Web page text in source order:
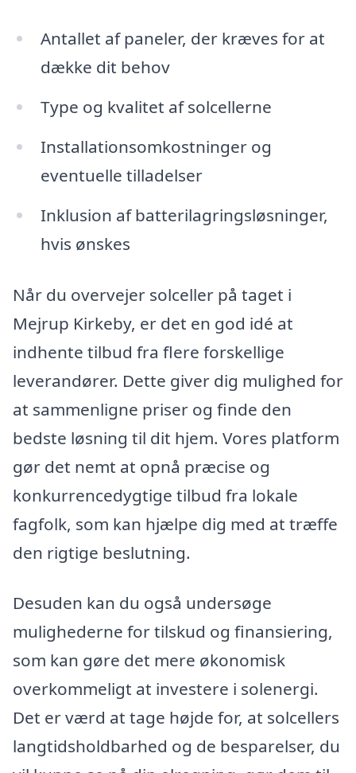
Antallet af paneler, der kræves for at
dække dit behov
Type og kvalitet af solcellerne
Installationsomkostninger og
eventuelle tilladelser
Inklusion af batterilagringsløsninger,
hvis ønskes
Når du overvejer solceller på taget i
Mejrup Kirkeby, er det en god idé at
indhente tilbud fra flere forskellige
leverandører. Dette giver dig mulighed for
at sammenligne priser og finde den
bedste løsning til dit hjem. Vores platform
gør det nemt at opnå præcise og
konkurrencedygtige tilbud fra lokale
fagfolk, som kan hjælpe dig med at træffe
den rigtige beslutning.
Desuden kan du også undersøge
mulighederne for tilskud og finansiering,
som kan gøre det mere økonomisk
overkommeligt at investere i solenergi.
Det er værd at tage højde for, at solcellers
langtidsholdbarhed og de besparelser, du